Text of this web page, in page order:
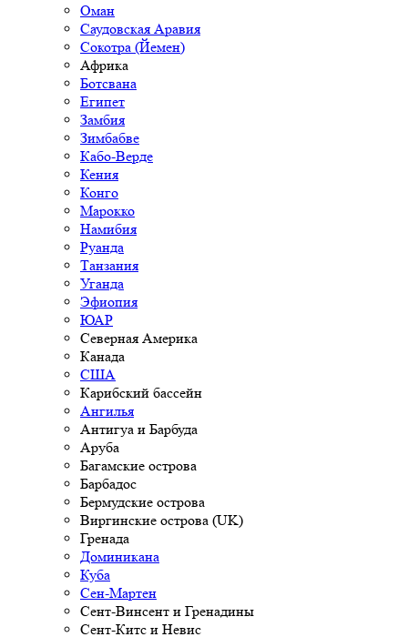
Оман
Саудовская Аравия
Сокотра (Йемен)
Африка
Ботсвана
Египет
Замбия
Зимбабве
Кабо-Верде
Кения
Конго
Марокко
Намибия
Руанда
Танзания
Уганда
Эфиопия
ЮАР
Северная Америка
Канада
США
Карибский бассейн
Ангилья
Антигуа и Барбуда
Аруба
Багамские острова
Барбадос
Бермудские острова
Виргинские острова (UK)
Гренада
Доминикана
Куба
Сен-Мартен
Сент-Винсент и Гренадины
Сент-Китс и Невис